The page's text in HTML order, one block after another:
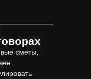
сметы,